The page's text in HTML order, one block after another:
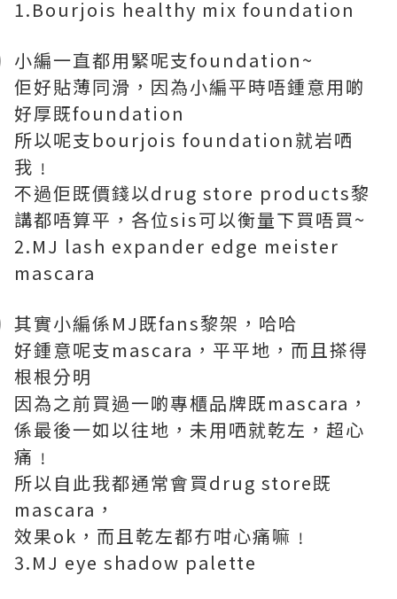
1.Bourjois healthy mix foundation
小編一直都用緊呢支foundation~
佢好貼薄同滑，因為小編平時唔鍾意用啲
好厚既foundation
所以呢支bourjois foundation就岩哂
我﹗
不過佢既價錢以drug store products黎
講都唔算平，各位sis可以衡量下買唔買~
2.MJ lash expander edge meister
mascara
其實小編係MJ既fans黎架，哈哈
好鍾意呢支mascara，平平地，而且搽得
根根分明
因為之前買過一啲專櫃品牌既mascara，
係最後一如以往地，未用哂就乾左，超心
痛﹗
所以自此我都通常會買drug store既
mascara，
效果ok，而且乾左都冇咁心痛嘛﹗
3.MJ eye shadow palette